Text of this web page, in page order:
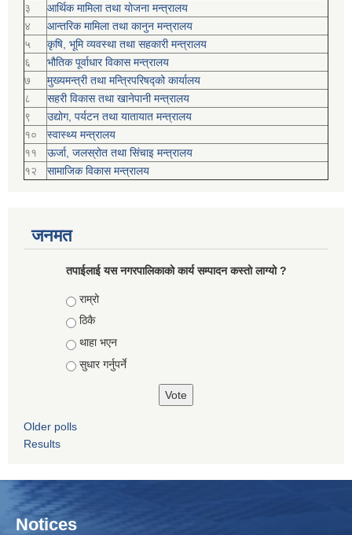
३
आर्थिक मामिला तथा योजना मन्त्रालय
४
आन्तरिक मामिला तथा कानुन मन्त्रालय
५
कृषि, भूमि व्यवस्था तथा सहकारी मन्त्रालय
६
भौतिक पूर्वाधार विकास मन्त्रालय
७
मुख्यमन्त्री तथा मन्त्रिपरिषद्को कार्यालय
८
सहरी विकास तथा खानेपानी मन्त्रालय
९
उद्योग, पर्यटन तथा यातायात मन्त्रालय
१०
स्वास्थ्य मन्त्रालय
११
ऊर्जा, जलस्रोत तथा सिंचाइ मन्त्रालय
१२
सामाजिक विकास मन्‍‍त्रालय
जनमत
तपाईलाई यस नगरपालिकाको कार्य सम्पादन कस्तो लाग्यो ?
Choices
राम्रो
ठिकै
थाहा भएन
सुधार गर्नुपर्ने
Older polls
Results
Notices